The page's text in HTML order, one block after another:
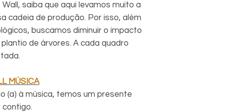
saiba que aqui levamos muito a
cadeia de produção. Por isso, além
buscamos diminuir o impacto
de árvores. A cada quadro
MÚSICA
(a) à música, temos um presente
contigo.